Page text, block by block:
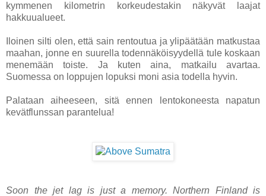
kymmenen kilometrin korkeudestakin näkyvät laajat
hakkuualueet.
Iloinen silti olen, että sain rentoutua ja ylipäätään matkustaa
maahan, jonne en suurella todennäköisyydellä tule koskaan
menemään toiste. Ja kuten aina, matkailu avartaa.
Suomessa on loppujen lopuksi moni asia todella hyvin.
Palataan aiheeseen, sitä ennen lentokoneesta napatun
kevätflunssan parantelua!
Soon the jet lag is just a memory. Northern Finland is